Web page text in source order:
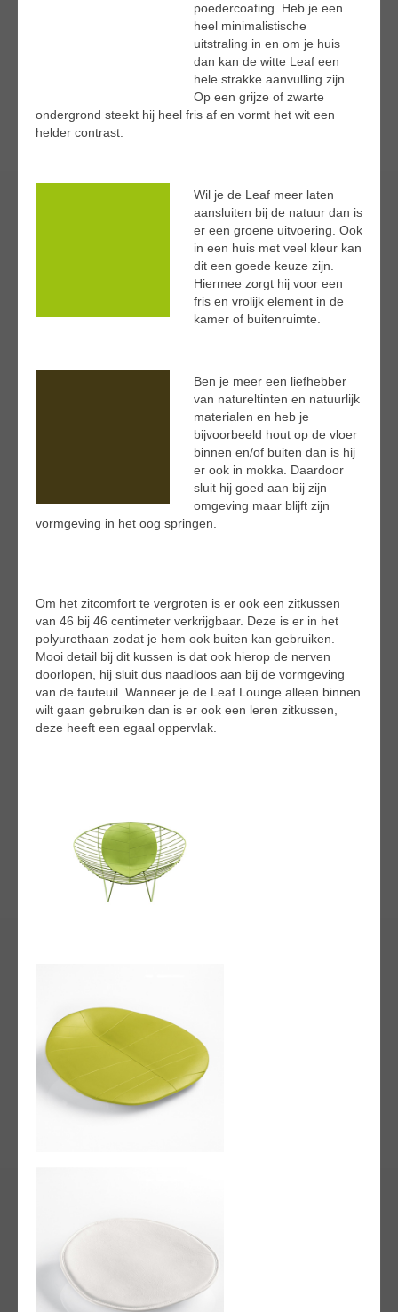
poedercoating. Heb je een
heel minimalistische
uitstraling in en om je huis
dan kan de witte Leaf een
hele strakke aanvulling zijn.
Op een grijze of zwarte
ondergrond steekt hij heel fris af en vormt het wit een
helder contrast.
Wil je de Leaf meer laten
aansluiten bij de natuur dan is
er een groene uitvoering. Ook
in een huis met veel kleur kan
dit een goede keuze zijn.
Hiermee zorgt hij voor een
fris en vrolijk element in de
kamer of buitenruimte.
Ben je meer een liefhebber
van natureltinten en natuurlijk
materialen en heb je
bijvoorbeeld hout op de vloer
binnen en/of buiten dan is hij
er ook in mokka. Daardoor
sluit hij goed aan bij zijn
omgeving maar blijft zijn
vormgeving in het oog springen.
Om het zitcomfort te vergroten is er ook een zitkussen
van 46 bij 46 centimeter verkrijgbaar. Deze is er in het
polyurethaan zodat je hem ook buiten kan gebruiken.
Mooi detail bij dit kussen is dat ook hierop de nerven
doorlopen, hij sluit dus naadloos aan bij de vormgeving
van de fauteuil. Wanneer je de Leaf Lounge alleen binnen
wilt gaan gebruiken dan is er ook een leren zitkussen,
deze heeft een egaal oppervlak.